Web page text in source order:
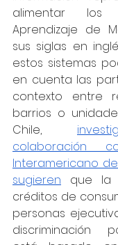
alimentar los
Aprendizaje de
sus siglas en
estos sistemas
en cuenta las
contexto entre
barrios o
Chile,
colaboración
Interamericano
sugieren que la
créditos de
personas
discriminación